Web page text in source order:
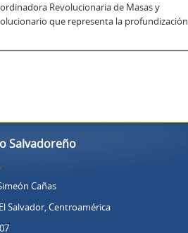
Revolucionaria de Masas y
que representa la profundización
Salvadoreño
Cañas
Salvador, Centroamérica